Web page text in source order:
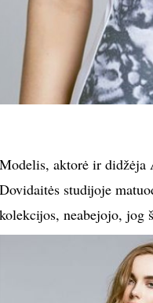
Modelis, aktorė ir didžėja
Dovidaitės studijoje
kolekcijos, neabejojo, jog